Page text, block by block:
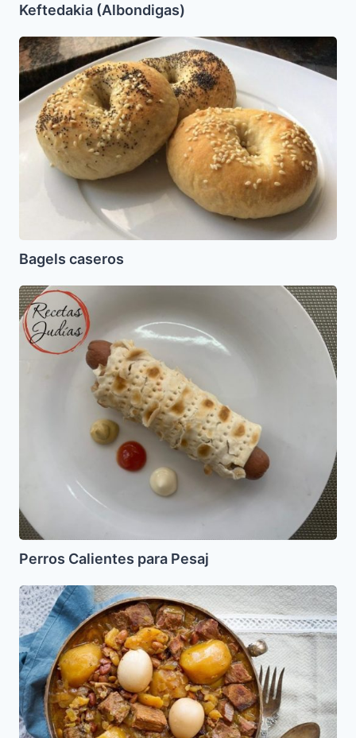
Keftedakia (Albondigas)
Bagels
caseros
Bagels caseros
Perros
Calientes
para
Pesaj
Perros Calientes para Pesaj
Cholent